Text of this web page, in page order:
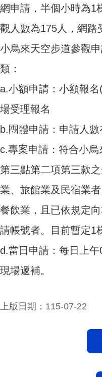
網申請，半個小時為1
觀人數為175人，網路
小烏來天空步道參觀
類：
a.小額申請：小額報
場受理報名
b.團體申請：申請人
c.專案申請：符合小烏
第三點第二項第三款
業、旅館業及民宿業
餐飲業，且已依規定
請帳號者。目前暫定1
d.當日申請：每日上
現場遞補。
上版日期：115-07-22